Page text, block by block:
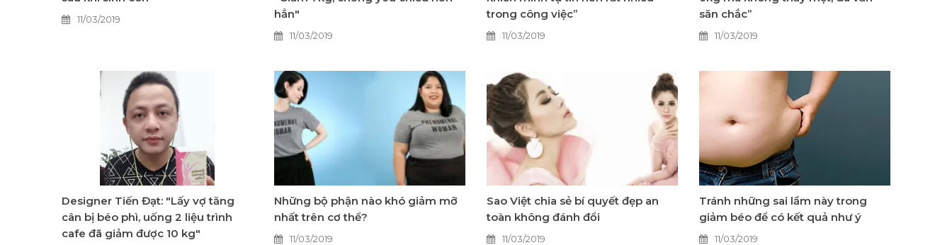
11/03/2019
hẳn"
11/03/2019
trong công việc”
11/03/2019
săn chắc”
11/03/2019
Designer Tiến Đạt: "Lấy vợ tăng
cân bị béo phì, uống 2 liệu trình
cafe đã giảm được 10 kg"
Những bộ phận nào khó giảm mỡ
nhất trên cơ thể?
11/03/2019
Sao Việt chia sẻ bí quyết đẹp an
toàn không đánh đổi
11/03/2019
Tránh những sai lầm này trong
giảm béo để có kết quả như ý
11/03/2019